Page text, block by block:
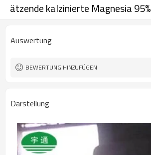
ätzende kalzinierte Magnesia 95%
Auswertung
BEWERTUNG HINZUFÜGEN
Darstellung